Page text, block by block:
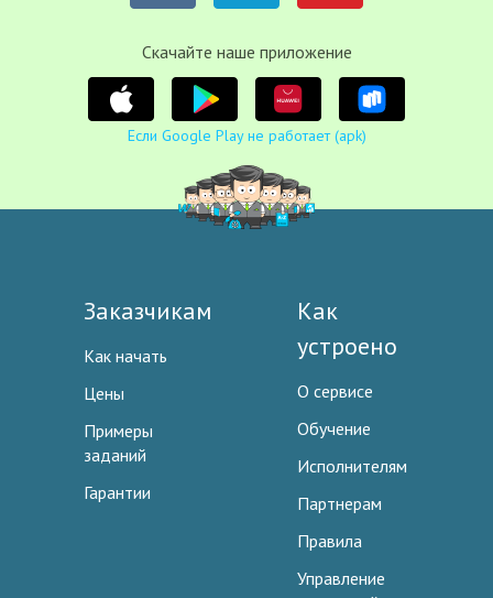
Cкачайте наше приложение
Если Google Play не работает (apk)
Заказчикам
Как начать
Цены
Примеры
заданий
Гарантии
Как
устроено
О сервисе
Обучение
Исполнителям
Партнерам
Правила
Управление